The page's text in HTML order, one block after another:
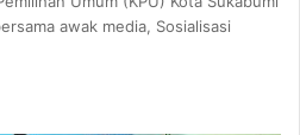
awak media, Sosialisasi